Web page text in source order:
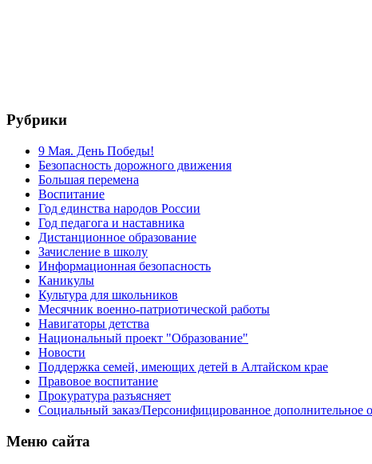
Рубрики
9 Мая. День Победы!
Безопасность дорожного движения
Большая перемена
Воспитание
Год единства народов России
Год педагога и наставника
Дистанционное образование
Зачисление в школу
Информационная безопасность
Каникулы
Культура для школьников
Месячник военно-патриотической работы
Навигаторы детства
Национальный проект "Образование"
Новости
Поддержка семей, имеющих детей в Алтайском крае
Правовое воспитание
Прокуратура разъясняет
Социальный заказ/Персонифицированное дополнительное
Меню сайта